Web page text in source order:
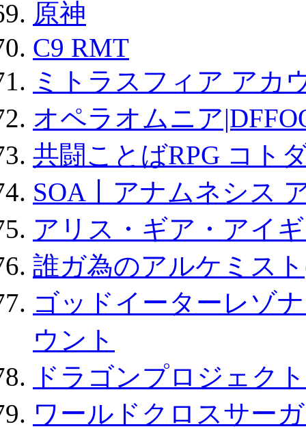
原神
C9 RMT
ミトラスフィア アカ
オペラオムニア
共闘ことばRPG コト
SOA丨アナムネシス
アリス・ギア・アイ
誰ガ為のアルケミス
ゴッドイーターレゾ
ウント
ドラゴンプロジェク
ワールドクロスサー